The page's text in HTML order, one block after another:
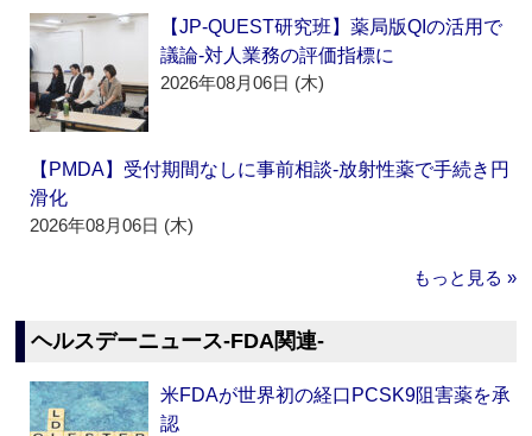
【JP-QUEST研究班】薬局版QIの活用で
議論‐対人業務の評価指標に
2026年08月06日 (木)
【PMDA】受付期間なしに事前相談‐放射性薬で手続き円
滑化
2026年08月06日 (木)
もっと見る »
ヘルスデーニュース‐FDA関連‐
米FDAが世界初の経口PCSK9阻害薬を承
認